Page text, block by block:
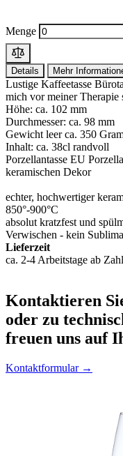
Menge
Details Mehr
Lustige Kaffeetasse
mich vor meiner Therapie
Höhe: ca. 102 mm
Durchmesser: ca. 98 mm
Gewicht leer ca. 350
Inhalt: ca. 38cl randvoll
Porzellantasse EU
keramischen Dekor
echter, hochwertiger
850°-900°C
absolut kratzfest und
Verwischen - kein
Lieferzeit
ca. 2-4 Arbeitstage ab
Kontaktieren
oder zu
freuen uns auf
Kontaktformular →